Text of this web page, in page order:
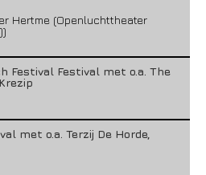
Hertme (Openluchttheater
Festival Festival met o.a. The
met o.a. Terzij De Horde,